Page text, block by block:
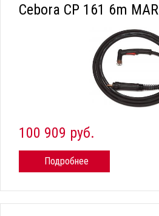
Cebora CP 161 6m MAR
100 909 руб.
Подробнее